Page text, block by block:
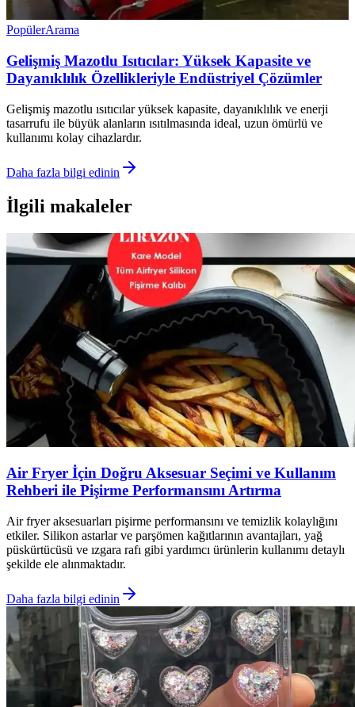
PopülerArama
Gelişmiş Mazotlu Isıtıcılar: Yüksek Kapasite ve
Dayanıklılık Özellikleriyle Endüstriyel Çözümler
Gelişmiş mazotlu ısıtıcılar yüksek kapasite, dayanıklılık ve enerji
tasarrufu ile büyük alanların ısıtılmasında ideal, uzun ömürlü ve
kullanımı kolay cihazlardır.
Daha fazla bilgi edinin
İlgili makaleler
Air Fryer İçin Doğru Aksesuar Seçimi ve Kullanım
Rehberi ile Pişirme Performansını Artırma
Air fryer aksesuarları pişirme performansını ve temizlik kolaylığını
etkiler. Silikon astarlar ve parşömen kağıtlarının avantajları, yağ
püskürtücüsü ve ızgara rafı gibi yardımcı ürünlerin kullanımı detaylı
şekilde ele alınmaktadır.
Daha fazla bilgi edinin